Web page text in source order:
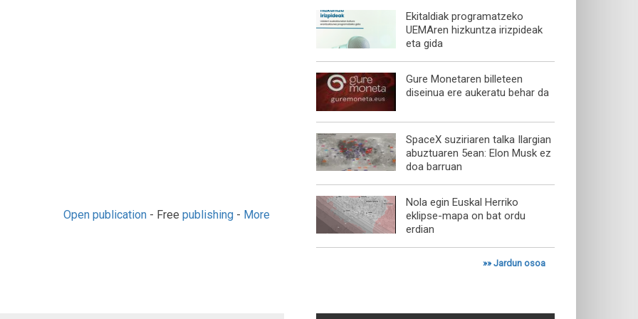
Open publication - Free publishing - More
Ekitaldiak programatzeko
UEMAren hizkuntza irizpideak
eta gida
Gure Monetaren billeteen
diseinua ere aukeratu behar da
SpaceX suziriaren talka Ilargian
abuztuaren 5ean: Elon Musk ez
doa barruan
Nola egin Euskal Herriko
eklipse-mapa on bat ordu
erdian
»»Jardun osoa